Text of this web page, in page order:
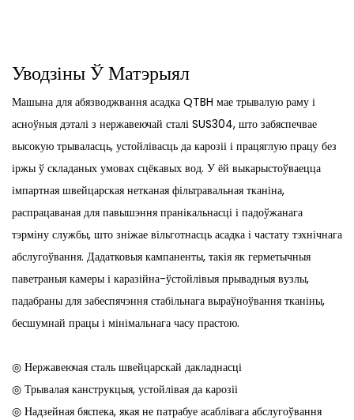
Уводзіны Ў Матэрыял
Машына для абязводжвання асадка QTBH мае трывалую раму і
асноўныя дэталі з нержавеючай сталі SUS304, што забяспечвае
высокую трываласць, устойлівасць да карозіі і працяглую працу без
іржы ў складаных умовах сцёкавых вод. У ёй выкарыстоўваецца
імпартная швейцарская нетканая фільтравальная тканіна,
распрацаваная для павышэння пранікальнасці і падоўжанага
тэрміну службы, што зніжае вільготнасць асадка і частату тэхнічнага
абслугоўвання. Дадатковыя кампаненты, такія як герметычныя
паветраныя камеры і каразійна-ўстойлівыя прывадныя вузлы,
падабраны для забеспячэння стабільнага выраўноўвання тканіны,
бесшумнай працы і мінімальнага часу прастою.
◎ Нержавеючая сталь швейцарскай дакладнасці
◎ Трывалая канструкцыя, устойлівая да карозіі
◎ Надзейная бяспека, якая не патрабуе асаблівага абслугоўвання